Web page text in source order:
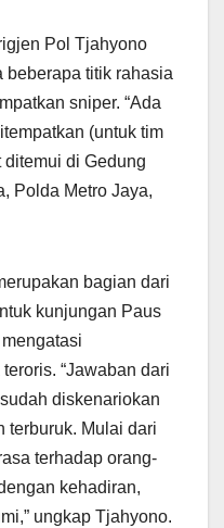
Pol Tjahyono
beberapa titik rahasia
sniper. “Ada
(untuk tim
ditemui di Gedung
Polda Metro Jaya,
bagian dari
kunjungan Paus
“Jawaban dari
diskenariokan
terburuk. Mulai dari
terhadap orang-
kehadiran,
ungkap Tjahyono.